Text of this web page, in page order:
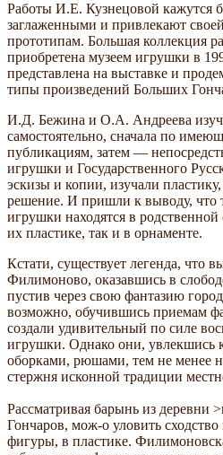
Работы И.Е. Кузнецовой кажутся
заглаженными и привлекают
прототипам. Большая коллекция
приобретена музеем игрушки в
представлена на выставке и
типы произведений Больших
И.Д. Бежина и О.А. Андреева
самостоятельно, сначала по
публикациям, затем —
игрушки и Государственного
эскизы и копии, изучали
решение. И пришли к выводу, что
игрушки находятся в род­ственной
их пластике, так и в орнаменте.
Кстати, существует легенда, что
Филимоново, оказав­шись в
пустив через свою фантазию
возможно, обучившись прие­мам
создали удивительный по силе
игрушки. Однако они, увлек­шись
оборками, рюшами, тем не менее
стержня исконной традиции
Рассматривая барынь из деревни
Гончаров, мож-о уловить
фигуры, в пластике.